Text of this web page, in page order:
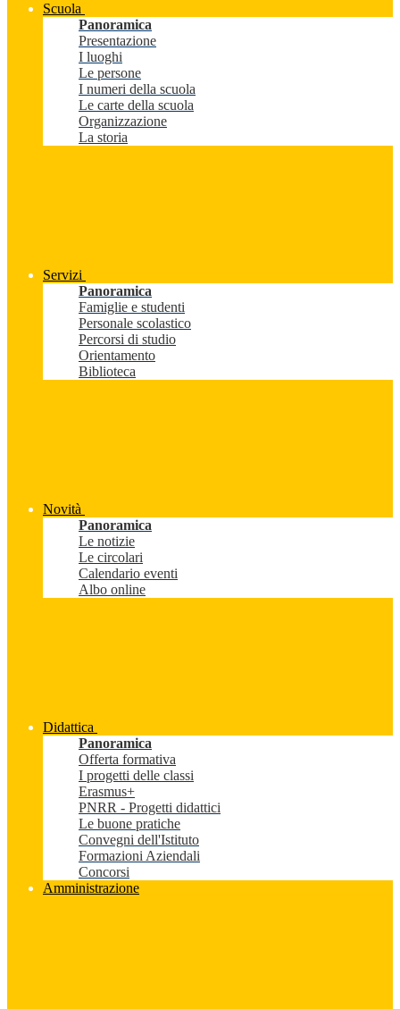
Scuola
Panoramica
Presentazione
I luoghi
Le persone
I numeri della scuola
Le carte della scuola
Organizzazione
La storia
Servizi
Panoramica
Famiglie e studenti
Personale scolastico
Percorsi di studio
Orientamento
Biblioteca
Novità
Panoramica
Le notizie
Le circolari
Calendario eventi
Albo online
Didattica
Panoramica
Offerta formativa
I progetti delle classi
Erasmus+
PNRR - Progetti didattici
Le buone pratiche
Convegni dell'Istituto
Formazioni Aziendali
Concorsi
Amministrazione